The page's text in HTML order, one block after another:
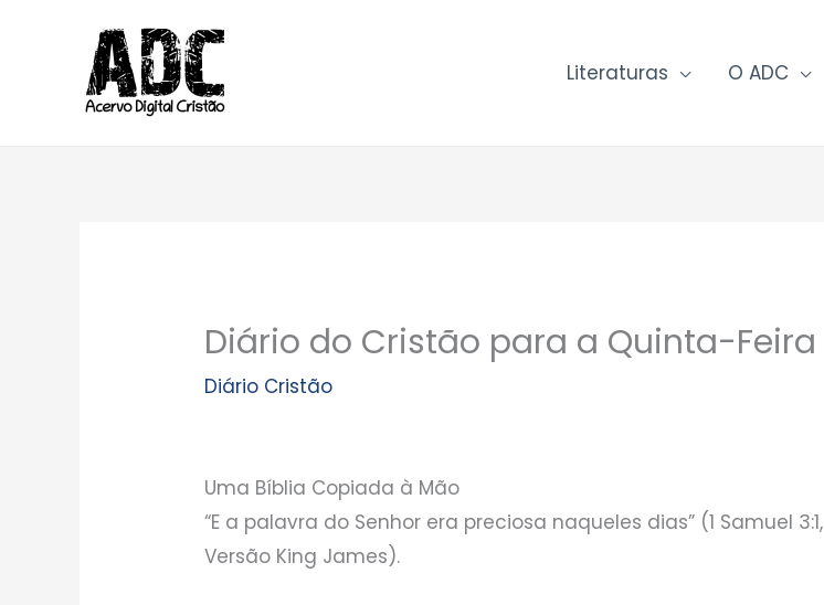
conteúdo
Literaturas O ADC
Diário do Cristão para a Quinta-Feira
Diário Cristão
Uma Bíblia Copiada à Mão
“E a palavra do Senhor era preciosa naqueles dias” (1 Samuel 3:1,
Versão King James).